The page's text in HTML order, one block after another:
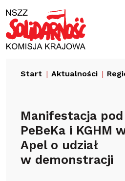
do
treści
Start Aktualności
Manifestacja
PeBeKa i KGHM
Apel o udział
w demonstracji